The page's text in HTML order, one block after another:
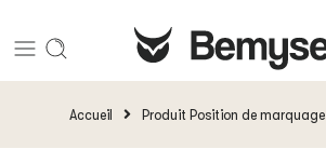
Accueil Produit Position de marquage